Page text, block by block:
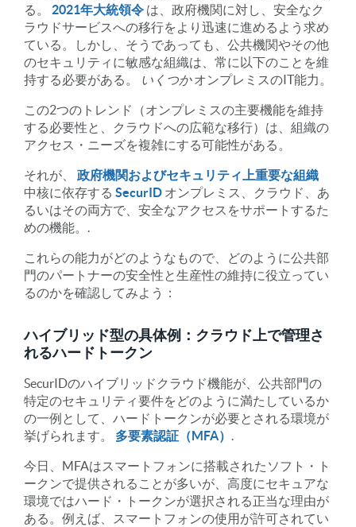
る。 2021年大統領令 は、政府機関に対し、安全なク
ラウドサービスへの移行をより迅速に進めるよう求め
ている。しかし、そうであっても、公共機関やその他
のセキュリティに敏感な組織は、常に以下のことを維
持する必要がある。
いくつかオンプレミスのIT能力。
この2つのトレンド（オンプレミスの主要機能を維持
する必要性と、クラウドへの広範な移行）は、組織の
アクセス・ニーズを複雑にする可能性がある。
それが、 政府機関およびセキュリティ上重要な組織
中核に依存する SecurID オンプレミス、クラウド、あ
るいはその両方で、安全なアクセスをサポートするた
めの機能。.
これらの能力がどのようなもので、どのように公共部
門のパートナーの安全性と生産性の維持に役立ってい
るのかを確認してみよう：
ハイブリッド型の具体例：クラウド上で管理さ
れるハードトークン
SecurIDのハイブリッドクラウド機能が、公共部門の
特定のセキュリティ要件をどのように満たしているか
の一例として、ハードトークンが必要とされる環境が
挙げられます。 多要素認証（MFA）
今日、MFAはスマートフォンに搭載されたソフト・ト
ークンで提供されることが多いが、高度にセキュアな
環境ではハード・トークンが選択される正当な理由が
ある。例えば、スマートフォンの使用が許可されてい